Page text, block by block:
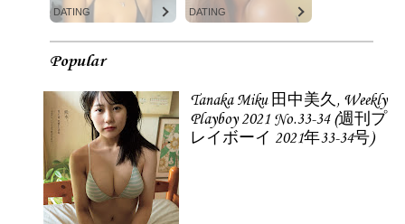
DATING DATING
Popular
Tanaka Miku 田中美久, Weekly
Playboy 2021 No.33-34 (週刊プ
レイボーイ 2021年33-34号)